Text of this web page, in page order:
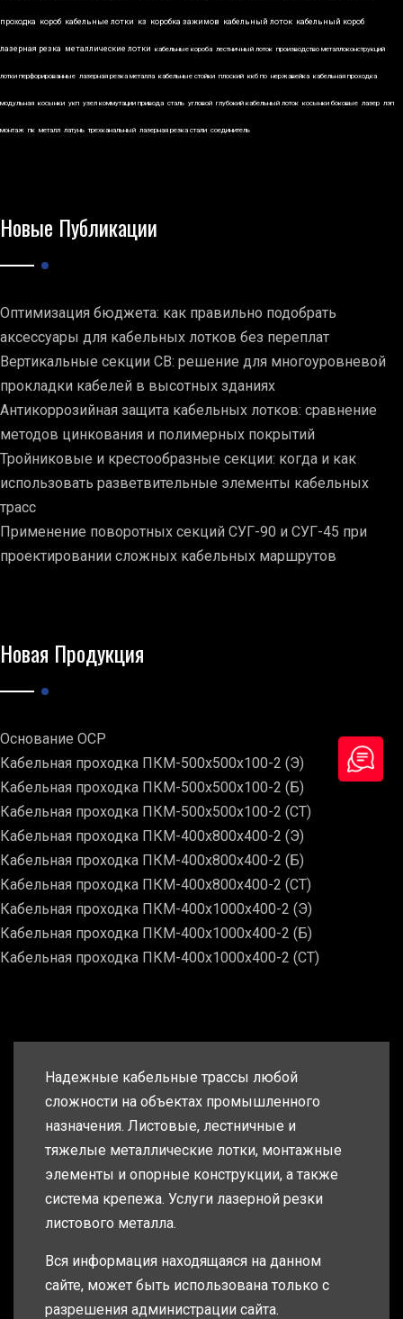
проходка короб кабельные лотки кз коробка зажимов кабельный лоток кабельный короб
лазерная резка металлические лотки кабельные короба лестничный лоток производство металлоконструкций
лотки перфорированные лазерная резка металла кабельные стойки плоский ккб по нержавейка кабельная проходка
модульная косынки укп узел коммутации привода сталь угловой глубокий кабельный лоток косынки боковые лазер лэп
монтаж пк металл латунь трехканальный лазерная резка стали соединитель
Новые Публикации
Оптимизация бюджета: как правильно подобрать
аксессуары для кабельных лотков без переплат
Вертикальные секции СВ: решение для многоуровневой
прокладки кабелей в высотных зданиях
Антикоррозийная защита кабельных лотков: сравнение
методов цинкования и полимерных покрытий
Тройниковые и крестообразные секции: когда и как
использовать разветвительные элементы кабельных
трасс
Применение поворотных секций СУГ-90 и СУГ-45 при
проектировании сложных кабельных маршрутов
Новая Продукция
Основание ОСР
Кабельная проходка ПКМ-500х500х100-2 (Э)
Кабельная проходка ПКМ-500х500х100-2 (Б)
Кабельная проходка ПКМ-500х500х100-2 (СТ)
Кабельная проходка ПКМ-400х800х400-2 (Э)
Кабельная проходка ПКМ-400х800х400-2 (Б)
Кабельная проходка ПКМ-400х800х400-2 (СТ)
Кабельная проходка ПКМ-400х1000х400-2 (Э)
Кабельная проходка ПКМ-400х1000х400-2 (Б)
Кабельная проходка ПКМ-400х1000х400-2 (СТ)
Надежные кабельные трассы любой
сложности на объектах промышленного
назначения. Листовые, лестничные и
тяжелые металлические лотки, монтажные
элементы и опорные конструкции, а также
система крепежа. Услуги лазерной резки
листового металла.
Вся информация находящаяся на данном
сайте, может быть использована только с
разрешения администрации сайта.